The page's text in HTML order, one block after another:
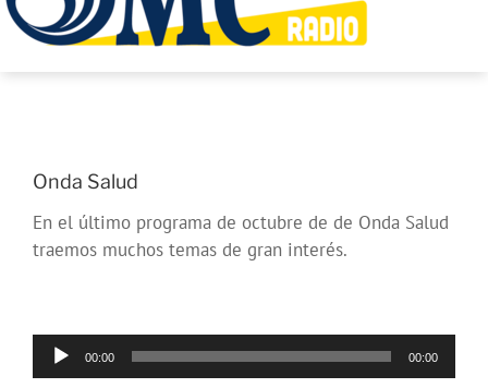
Onda Salud
En el último programa de octubre de de Onda Salud
traemos muchos temas de gran interés.
Reproductor
de
00:00 00:00